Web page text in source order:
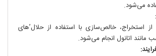
می‌شود.
استخراج، خالص‌سازی با استفاده از حلال’های
مانند اتانول انجام می‌شود.